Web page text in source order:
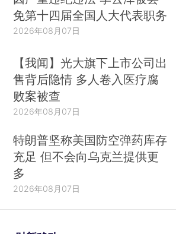
免第十四届全国人大代表职务
2026年08月07日
【我闻】光大旗下上市公司出
售背后隐情 多人卷入医疗腐
败案被查
2026年08月07日
特朗普坚称美国防空弹药库存
充足 但不会向乌克兰提供更
多
2026年08月07日